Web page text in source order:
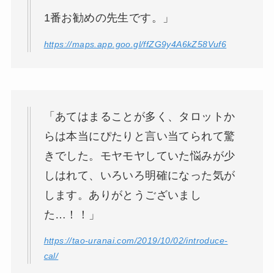
1番お勧めの先生です。」
https://maps.app.goo.gl/ffZG9y4A6kZ58Vuf6
「あてはまることが多く、タロットか
らは本当にぴたりと言い当てられて驚
きでした。モヤモヤしていた悩みが少
しはれて、いろいろ明確になった気が
します。ありがとうございまし
た…！！」
https://tao-uranai.com/2019/10/02/introduce-
cal/